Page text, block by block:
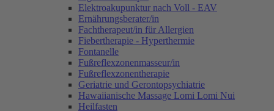
Elektroakupunktur nach Voll - EAV
Ernährungsberater/in
Fachtherapeut/in für Allergien
Fiebertherapie - Hyperthermie
Fontanelle
Fußreflexzonenmasseur/in
Fußreflexzonentherapie
Geriatrie und Gerontopsychiatrie
Hawaiianische Massage Lomi Lomi Nui
Heilfasten